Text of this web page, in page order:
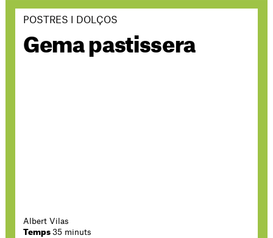
POSTRES I DOLÇOS
Gema pastissera
Albert Vilas
Temps 35 minuts